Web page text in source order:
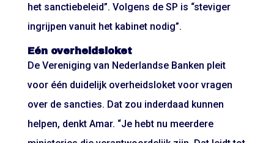
het sanctiebeleid”. Volgens de SP is “steviger
ingrijpen vanuit het kabinet nodig”.
Eén overheidsloket
De Vereniging van Nederlandse Banken pleit
voor één duidelijk overheidsloket voor vragen
over de sancties. Dat zou inderdaad kunnen
helpen, denkt Amar. “Je hebt nu meerdere